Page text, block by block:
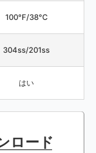
100°F/38°C
304ss/201ss
はい
ロード